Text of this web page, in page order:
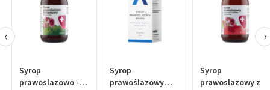
Syrop
prawoslazowo -
Syrop
prawoślazowy
Syrop
prawoslazowy z
‹ ›